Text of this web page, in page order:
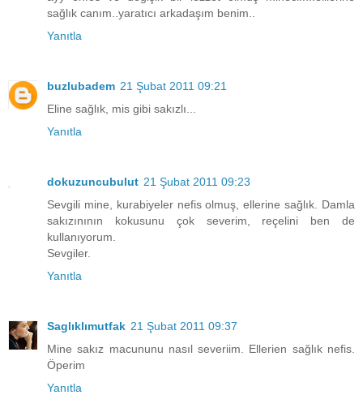
sağlık canım..yaratıcı arkadaşım benim..
Yanıtla
buzlubadem 21 Şubat 2011 09:21
Eline sağlık, mis gibi sakızlı...
Yanıtla
dokuzuncubulut 21 Şubat 2011 09:23
Sevgili mine, kurabiyeler nefis olmuş, ellerine sağlık. Damla
sakızınının kokusunu çok severim, reçelini ben de
kullanıyorum.
Sevgiler.
Yanıtla
Saglıklımutfak 21 Şubat 2011 09:37
Mine sakız macununu nasıl severiim. Ellerien sağlık nefis.
Öperim
Yanıtla